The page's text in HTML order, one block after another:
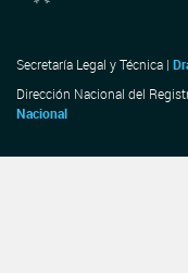
Secretaría Legal y Técnica |
Dirección Nacional del
Nacional